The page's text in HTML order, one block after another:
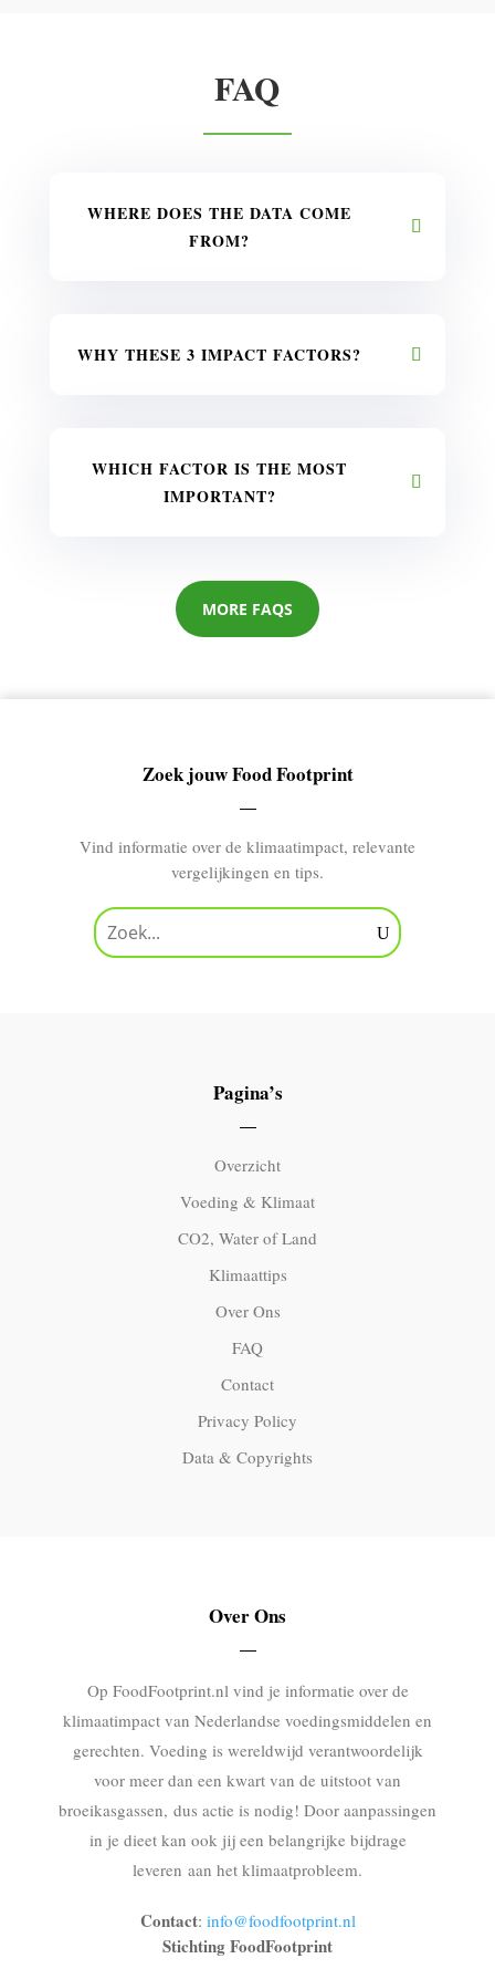
FAQ
WHERE DOES THE DATA COME
FROM?
WHY THESE 3 IMPACT FACTORS?
WHICH FACTOR IS THE MOST
IMPORTANT?
MORE FAQS
Zoek jouw Food Footprint
Vind informatie over de klimaatimpact, relevante
vergelijkingen en tips.
Pagina’s
Overzicht
Voeding & Klimaat
CO2, Water of Land
Klimaattips
Over Ons
FAQ
Contact
Privacy Policy
Data & Copyrights
Over Ons
Op FoodFootprint.nl vind je informatie over de
klimaatimpact van Nederlandse voedingsmiddelen en
gerechten. Voeding is wereldwijd verantwoordelijk
voor meer dan een kwart van de uitstoot van
broeikasgassen, dus actie is nodig! Door aanpassingen
in je dieet kan ook jij een belangrijke bijdrage
leveren aan het klimaatprobleem.
Contact: info@foodfootprint.nl
Stichting FoodFootprint